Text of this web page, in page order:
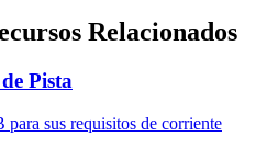
Relacionados
Pista
sus requisitos de corriente